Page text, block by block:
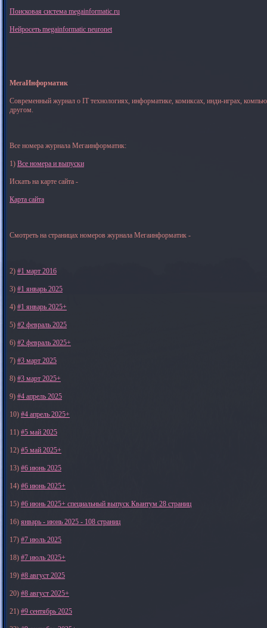
Поисковая система megainformatic.ru
Нейросеть megainformatic neuronet
МегаИнформатик
Современный журнал о IT технологиях, информатике, комиксах, инди-играх,
другом.
Все номера журнала Мегаинформатик:
1) Все номера и выпуски
Искать на карте сайта -
Карта сайта
Смотреть на страницах номеров журнала Мегаинформатик -
2) #1 март 2016
3) #1 январь 2025
4) #1 январь 2025+
5) #2 февраль 2025
6) #2 февраль 2025+
7) #3 март 2025
8) #3 март 2025+
9) #4 апрель 2025
10) #4 апрель 2025+
11) #5 май 2025
12) #5 май 2025+
13) #6 июнь 2025
14) #6 июнь 2025+
15) #6 июнь 2025+ специальный выпуск Квантум 28 страниц
16) январь - июнь 2025 - 108 страниц
17) #7 июль 2025
18) #7 июль 2025+
19) #8 август 2025
20) #8 август 2025+
21) #9 сентябрь 2025